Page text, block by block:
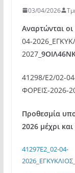
03/04/2026
Αναρτώνται οι
04-
2027_
41298/E2/02-
ΦΟΡΕΙΣ-2026-
Προθεσμία
2026 μέχρι
41297E2_02-04-